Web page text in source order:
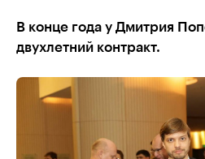
В конце года у Дмитрия
двухлетний контракт.